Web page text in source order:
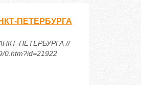
ПЕТЕРБУРГА
ПЕТЕРБУРГА //
0.htm?id=21922